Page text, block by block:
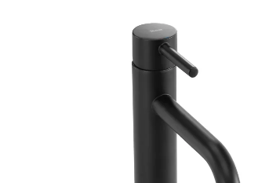
Produktinformationen